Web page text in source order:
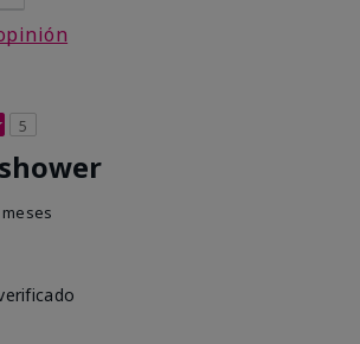
5
meses